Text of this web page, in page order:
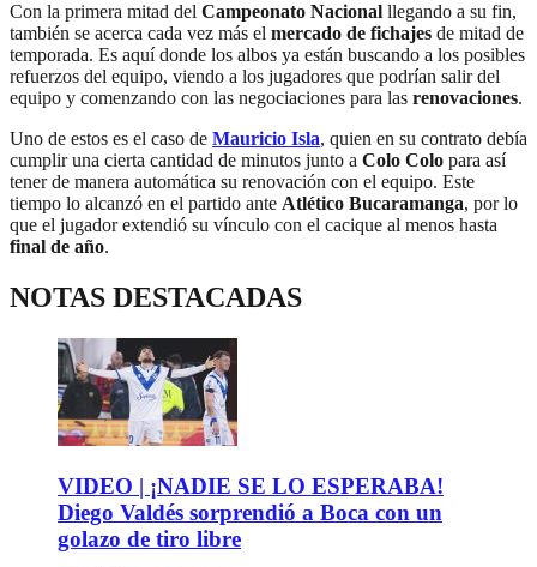
Con la primera mitad del Campeonato Nacional llegando a su fin,
también se acerca cada vez más el mercado de fichajes de mitad de
temporada. Es aquí donde los albos ya están buscando a los posibles
refuerzos del equipo, viendo a los jugadores que podrían salir del
equipo y comenzando con las negociaciones para las renovaciones.
Uno de estos es el caso de Mauricio Isla, quien en su contrato debía
cumplir una cierta cantidad de minutos junto a Colo Colo para así
tener de manera automática su renovación con el equipo. Este
tiempo lo alcanzó en el partido ante Atlético Bucaramanga, por lo
que el jugador extendió su vínculo con el cacique al menos hasta
final de año.
NOTAS DESTACADAS
VIDEO | ¡NADIE SE LO ESPERABA!
Diego Valdés sorprendió a Boca con un
golazo de tiro libre